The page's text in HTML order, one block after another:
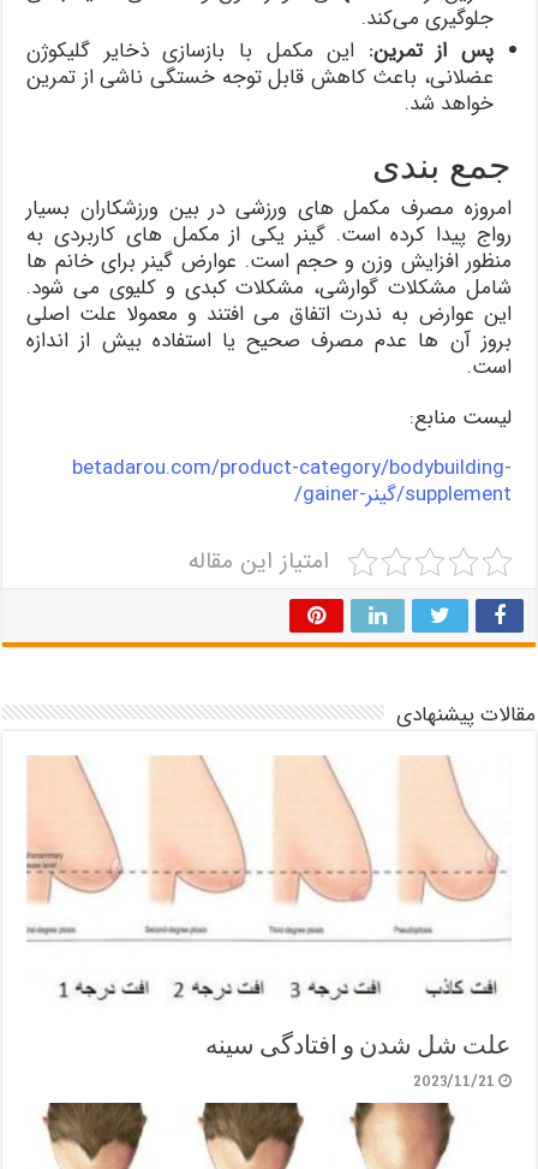
جلوگیری می‌کند.
پس از تمرین: این مکمل با بازسازی ذخایر گلیکوژن
عضلانی، باعث کاهش قابل توجه خستگی ناشی از تمرین
خواهد شد.
جمع بندی
امروزه مصرف مکمل های ورزشی در بین ورزشکاران بسیار
رواج پیدا کرده است. گینر یکی از مکمل های کاربردی به
منظور افزایش وزن و حجم است. عوارض گینر برای خانم ها
شامل مشکلات گوارشی، مشکلات کبدی و کلیوی می شود.
این عوارض به ندرت اتفاق می افتند و معمولا علت اصلی
بروز آن ها عدم مصرف صحیح یا استفاده بیش از اندازه
است.
لیست منابع:
betadarou.com/product-category/bodybuilding-
supplement/گینر-gainer/
امتیاز این مقاله
مقالات پیشنهادی
علت شل شدن و افتادگی سینه
2023/11/21